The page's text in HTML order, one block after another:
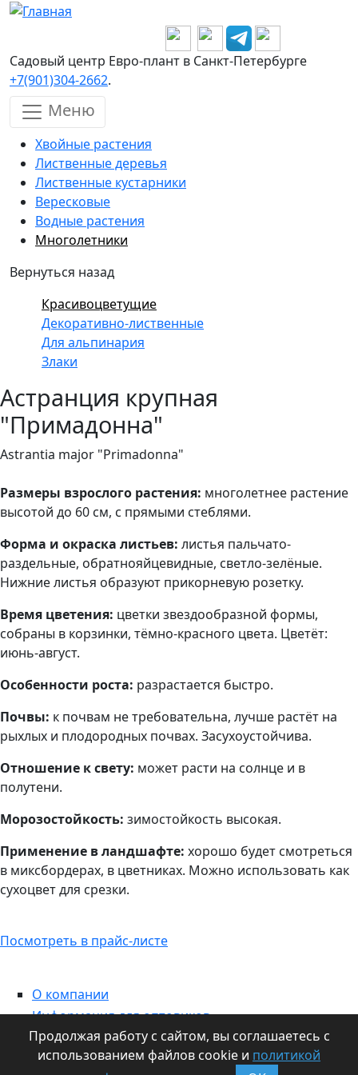
Перейти к основному содержанию
Садовый центр Евро-плант в Санкт-Петербурге
+7(901)304-2662.
Меню
Хвойные растения
Лиственные деревья
Лиственные кустарники
Вересковые
Водные растения
Многолетники
Вернуться назад
Красивоцветущие
Декоративно-лиственные
Для альпинария
Злаки
Астранция крупная
"Примадонна"
Astrantia major "Primadonna"
Размеры взрослого растения: многолетнее растение
высотой до 60 см, с прямыми стеблями.
Форма и окраска листьев: листья пальчато-
раздельные, обратнояйцевидные, светло-зелёные.
Нижние листья образуют прикорневую розетку.
Время цветения: цветки звездообразной формы,
собраны в корзинки, тёмно-красного цвета. Цветёт:
июнь-август.
Особенности роста: разрастается быстро.
Почвы: к почвам не требовательна, лучше растёт на
рыхлых и плодородных почвах. Засухоустойчива.
Отношение к свету: может расти на солнце и в
полутени.
Морозостойкость: зимостойкость высокая.
Применение в ландшафте: хорошо будет смотреться
в миксбордерах, в цветниках. Можно использовать как
сухоцвет для срезки.
Посмотреть в прайс-листе
О компании
Информация для оптовиков
Контакты
Статьи
Продолжая работу с сайтом, вы соглашаетесь с
использованием файлов cookie и политикой